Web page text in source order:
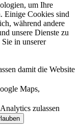
um Ihre
Einige Cookies sind
während andere
unsere Dienste zu
in unserer
damit die Website
Maps,
zulassen